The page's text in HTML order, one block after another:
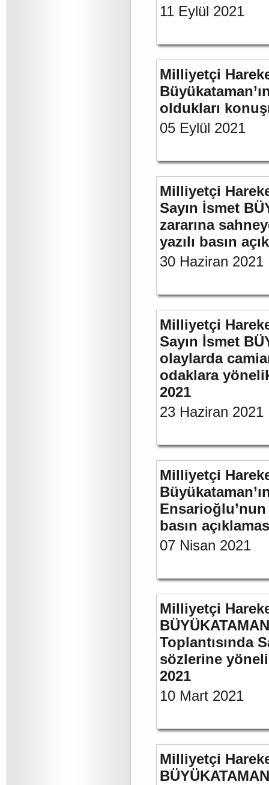
11 Eylül 2021
Milliyetçi
oldukları
05 Eylül 2021
Milliyetçi
Sayın İsmet
zararına
yazılı basın
30 Haziran 2021
Milliyetçi
Sayın İsmet
olaylarda
odaklara
2021
23 Haziran 2021
Milliyetçi
Ensarioğlu’nun
basın
07 Nisan 2021
Milliyetçi
Toplantısında
sözlerine
2021
10 Mart 2021
Milliyetçi